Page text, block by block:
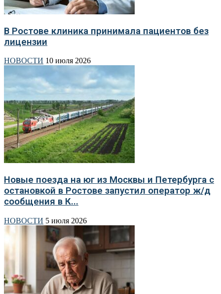
В Ростове клиника принимала пациентов без
лицензии
НОВОСТИ 10 июля 2026
Новые поезда на юг из Москвы и Петербурга с
остановкой в Ростове запустил оператор ж/д
сообщения в К...
НОВОСТИ 5 июля 2026